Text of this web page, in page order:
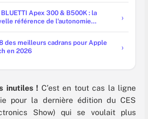
Apex 300 & B500K : la
référence de l'autonomie
des meilleurs cadrans pour Apple
en 2026
inutiles ! C’est en tout cas la ligne
pour la dernière édition du CES
Show) qui se voulait plus